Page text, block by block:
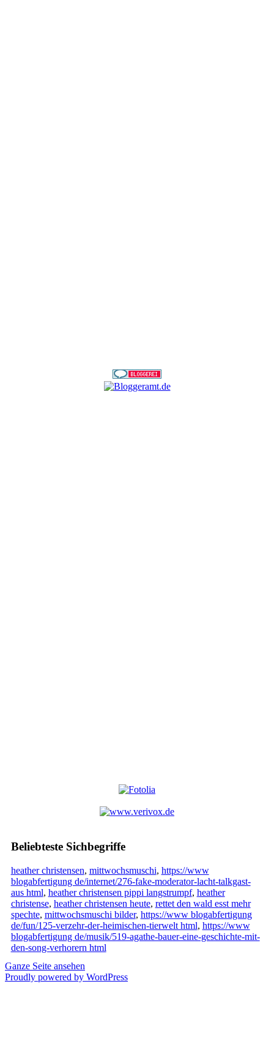
Beliebteste Sichbegriffe
heather christensen, mittwochsmuschi, https://www
blogabfertigung de/internet/276-fake-moderator-lacht-talkgast-
aus html, heather christensen pippi langstrumpf, heather
christense, heather christensen heute, rettet den wald esst mehr
spechte, mittwochsmuschi bilder, https://www blogabfertigung
de/fun/125-verzehr-der-heimischen-tierwelt html, https://www
blogabfertigung de/musik/519-agathe-bauer-eine-geschichte-mit-
den-song-verhorern html
Ganze Seite ansehen
Proudly powered by WordPress